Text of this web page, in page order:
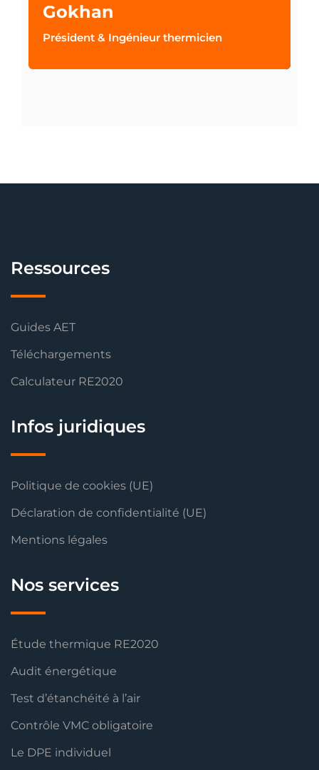
Gokhan
Président & Ingénieur thermicien
Ressources
Guides AET
Téléchargements
Calculateur RE2020
Infos juridiques
Politique de cookies (UE)
Déclaration de confidentialité (UE)
Mentions légales
Nos services
Étude thermique RE2020
Audit énergétique
Test d’étanchéité à l’air
Contrôle VMC obligatoire
Le DPE individuel